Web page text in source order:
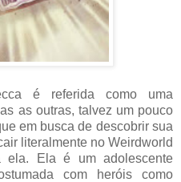
é referida como uma
as outras, talvez um pouco
em busca de descobrir sua
literalmente no Weirdworld
ela. Ela é um adolescente
com heróis como